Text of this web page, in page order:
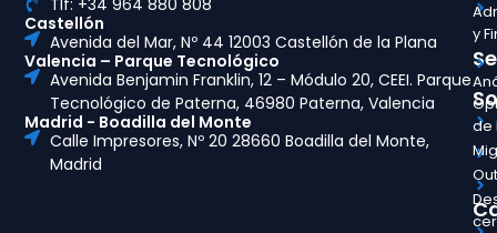
y
de
Castellón
Avenida del Mar, Nº 44 12003 Castellón de la Plana
Valencia – Parque Tecnológico
Avenida Benjamin Franklin, 12 – Módulo 20, CEEI. Parque
Tecnológico de Paterna, 46980 Paterna, Valencia
Madrid - Boadilla del Monte
Calle Impresores, Nº 20 28660 Boadilla del Monte,
Madrid